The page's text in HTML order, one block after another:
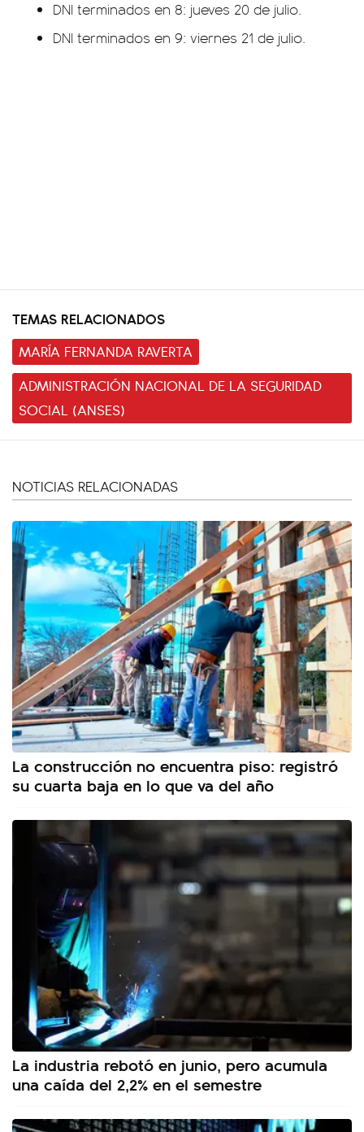
DNI terminados en 8: jueves 20 de julio.
DNI terminados en 9: viernes 21 de julio.
TEMAS RELACIONADOS
MARÍA FERNANDA RAVERTA
ADMINISTRACIÓN NACIONAL DE LA SEGURIDAD
SOCIAL (ANSES)
NOTICIAS RELACIONADAS
La construcción no encuentra piso: registró
su cuarta baja en lo que va del año
La industria rebotó en junio, pero acumula
una caída del 2,2% en el semestre